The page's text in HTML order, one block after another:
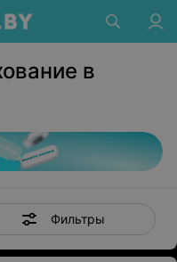
в
Фильтры